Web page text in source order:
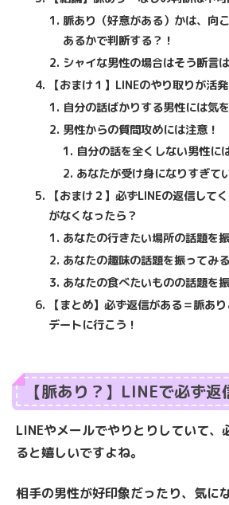
脈あり（好意がある）かは、向
あるかで判断する？！
シャイな男性の場合はそう断言
【おまけ１】LINEのやり取りが活
自分の話ばかりする男性には気
男性からの質問攻めには注意！
自分の話を全くしない男性に
あなたが受け身になりすぎて
【おまけ２】必ずLINEの返信して
がなくなったら？
あなたの行きたい場所の話題を
あなたの趣味の話題を振ってみる
あなたの食べたいものの話題を
【まとめ】必ず返信がある＝脈あり
デートに行こう！
【脈あり？】LINEで必ず返
LINEやメールでやりとりしていて、
ると嬉しいですよね。
相手の男性が好印象だったり、気に